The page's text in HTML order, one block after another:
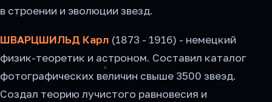
в строении и эволюции звезд.
ШВАРЦШИЛЬД Карл (1873 - 1916) - немецкий
физик-теоретик и астроном. Составил каталог
фотографических величин свыше 3500 звеэд.
Создал теорию лучистого равновесия и